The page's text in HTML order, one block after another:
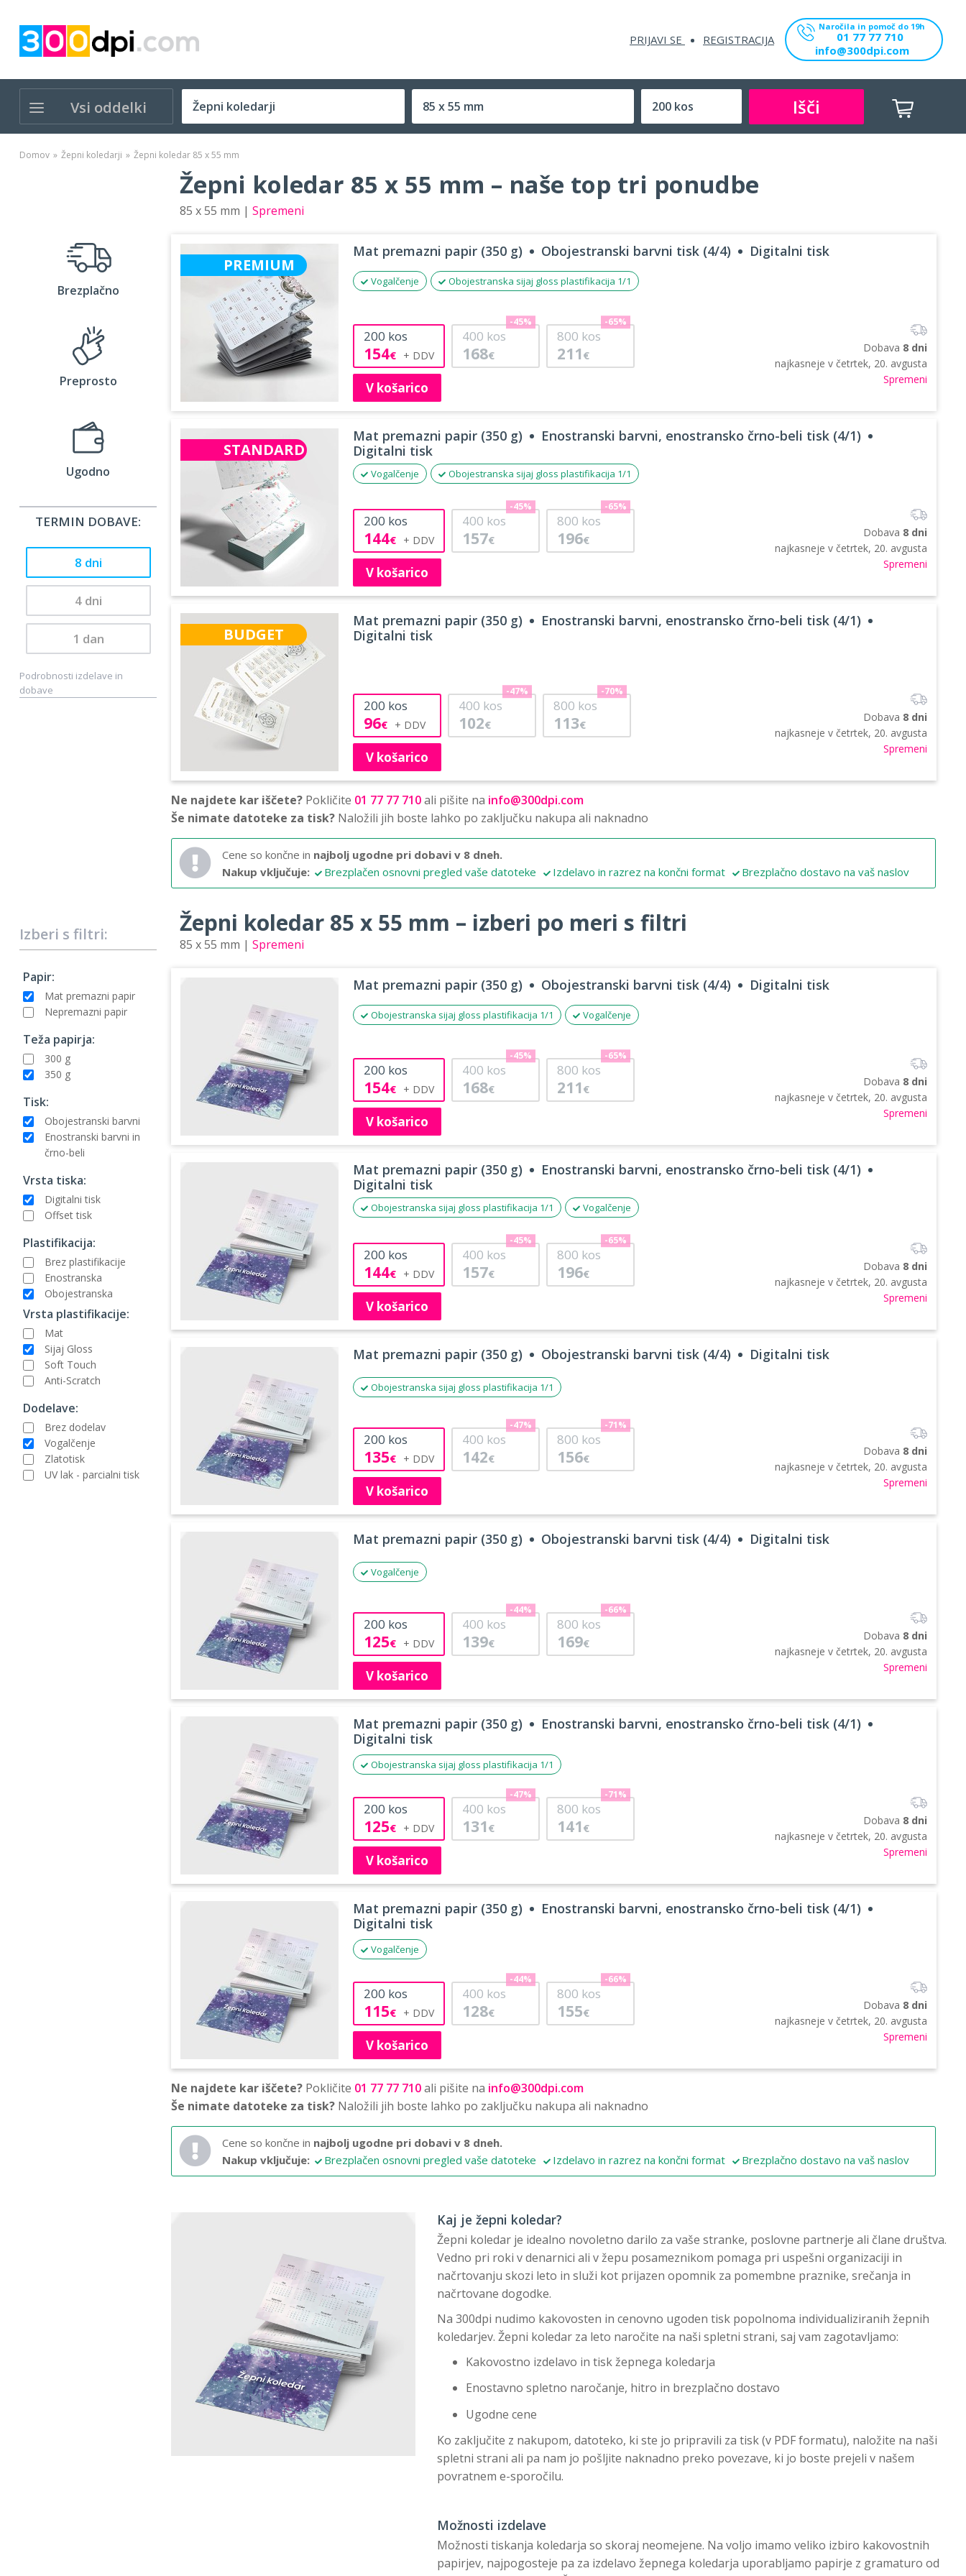
PRIJAVI SE REGISTRACIJA
Naročila in pomoč do 19h
01 77 77 710
info@300dpi.com
Vsi oddelki 85 x 55 mm
Velikost (zaprte) tiskovine
Išči
Domov Žepni koledarji Žepni koledar 85 x 55 mm
Brezplačno
Preprosto
Ugodno
TERMIN DOBAVE:
8 dni
4 dni
1 dan
Podrobnosti izdelave in
dobave
Izberi s filtri:
Papir:
Mat premazni papir
Nepremazni papir
Teža papirja:
300 g
350 g
Tisk:
Obojestranski barvni
Enostranski barvni in
črno-beli
Vrsta tiska:
Digitalni tisk
Offset tisk
Plastifikacija:
Brez plastifikacije
Enostranska
Obojestranska
Vrsta plastifikacije:
Mat
Sijaj Gloss
Soft Touch
Anti-Scratch
Dodelave:
Brez dodelav
Vogalčenje
Zlatotisk
UV lak - parcialni tisk
Žepni koledar 85 x 55 mm – naše top tri ponudbe
85 x 55 mm | Spremeni
PREMIUM
Mat premazni papir (350 g) Obojestranski barvni tisk (4/4) Digitalni tisk
Vogalčenje Obojestranska sijaj gloss plastifikacija 1/1
200 kos
154€
400 kos
168€
-45%
800 kos
211 €
-65%
V košarico
Dobava 8 dni
najkasneje v četrtek, 20. avgusta
Spremeni
STANDARD
Mat premazni papir (350 g)
Enostranski barvni, enostransko črno-beli tisk (4/1)
Digitalni tisk
Vogalčenje Obojestranska sijaj gloss plastifikacija 1/1
200 kos
144€
400 kos
157€
-45%
800 kos
196€
-65%
V košarico
Dobava 8 dni
najkasneje v četrtek, 20. avgusta
Spremeni
BUDGET
Mat premazni papir (350 g)
Enostranski barvni, enostransko črno-beli tisk (4/1)
Digitalni tisk
200 kos
96€
400 kos
102€
-47%
800 kos
113€
-70%
V košarico
Dobava 8 dni
najkasneje v četrtek, 20. avgusta
Spremeni
Ne najdete kar iščete? Pokličite 01 77 77 710ali pišite na info@300dpi.com
Še nimate datoteke za tisk? Naložili jih boste lahko po zaključku nakupa ali naknadno
Cene so končne in najbolj ugodne pri dobavi v 8 dneh.
Nakup vključuje:
Brezplačen osnovni pregled vaše datoteke Izdelavo in razrez na končni format Brezplačno dostavo na vaš naslov
Žepni koledar 85 x 55 mm – izberi po meri s filtri
85 x 55 mm | Spremeni
Mat premazni papir (350 g) Obojestranski barvni tisk (4/4) Digitalni tisk
Obojestranska sijaj gloss plastifikacija 1/1 Vogalčenje
200 kos
154€
400 kos
168€
-45%
800 kos
211 €
-65%
V košarico
Dobava 8 dni
najkasneje v četrtek, 20. avgusta
Spremeni
Mat premazni papir (350 g)
Enostranski barvni, enostransko črno-beli tisk (4/1)
Digitalni tisk
Obojestranska sijaj gloss plastifikacija 1/1 Vogalčenje
200 kos
144€
400 kos
157€
-45%
800 kos
196€
-65%
V košarico
Dobava 8 dni
najkasneje v četrtek, 20. avgusta
Spremeni
Mat premazni papir (350 g) Obojestranski barvni tisk (4/4) Digitalni tisk
Obojestranska sijaj gloss plastifikacija 1/1
200 kos
135€
400 kos
142€
-47%
800 kos
156€
-71%
V košarico
Dobava 8 dni
najkasneje v četrtek, 20. avgusta
Spremeni
Mat premazni papir (350 g) Obojestranski barvni tisk (4/4) Digitalni tisk
Vogalčenje
200 kos
125€
400 kos
139€
-44%
800 kos
169€
-66%
V košarico
Dobava 8 dni
najkasneje v četrtek, 20. avgusta
Spremeni
Mat premazni papir (350 g)
Enostranski barvni, enostransko črno-beli tisk (4/1)
Digitalni tisk
Obojestranska sijaj gloss plastifikacija 1/1
200 kos
125€
400 kos
131 €
-47%
800 kos
141 €
-71%
V košarico
Dobava 8 dni
najkasneje v četrtek, 20. avgusta
Spremeni
Mat premazni papir (350 g)
Enostranski barvni, enostransko črno-beli tisk (4/1)
Digitalni tisk
Vogalčenje
200 kos
115€
400 kos
128€
-44%
800 kos
155€
-66%
V košarico
Dobava 8 dni
najkasneje v četrtek, 20. avgusta
Spremeni
Ne najdete kar iščete? Pokličite 01 77 77 710ali pišite na info@300dpi.com
Še nimate datoteke za tisk? Naložili jih boste lahko po zaključku nakupa ali naknadno
Cene so končne in najbolj ugodne pri dobavi v 8 dneh.
Nakup vključuje:
Brezplačen osnovni pregled vaše datoteke Izdelavo in razrez na končni format Brezplačno dostavo na vaš naslov
Kaj je žepni koledar?
Žepni koledar je idealno novoletno darilo za vaše stranke, poslovne partnerje ali člane društva.
Vedno pri roki v denarnici ali v žepu posameznikom pomaga pri uspešni organizaciji in
načrtovanju skozi leto in služi kot prijazen opomnik za pomembne praznike, srečanja in
načrtovane dogodke.
Na 300dpi nudimo kakovosten in cenovno ugoden tisk popolnoma individualiziranih žepnih
koledarjev. Žepni koledar za leto naročite na naši spletni strani, saj vam zagotavljamo:
Kakovostno izdelavo in tisk žepnega koledarja
Enostavno spletno naročanje, hitro in brezplačno dostavo
Ugodne cene
Ko zaključite z nakupom, datoteko, ki ste jo pripravili za tisk (v PDF formatu), naložite na naši
spletni strani ali pa nam jo pošljite naknadno preko povezave, ki jo boste prejeli v našem
povratnem e-sporočilu.
Možnosti izdelave
Možnosti tiskanja koledarja so skoraj neomejene. Na voljo imamo veliko izbiro kakovostnih
papirjev, najpogosteje pa za izdelavo žepnega koledarja uporabljamo papirje z gramaturo od